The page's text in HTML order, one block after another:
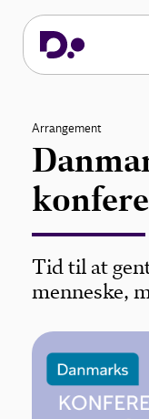
Arrangement
Tid til at
menneske,